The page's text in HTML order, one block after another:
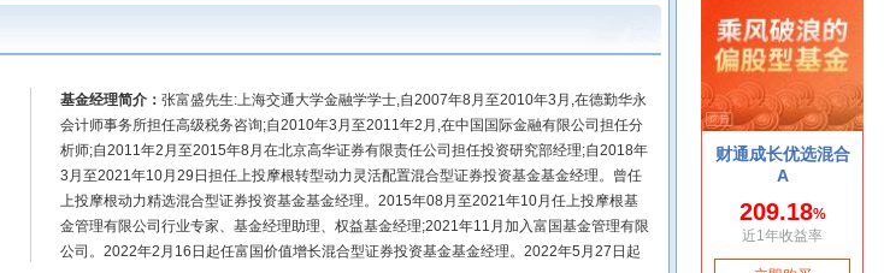
基金经理简介： 张富盛先生:上海交通大学金融学学士,自2007年8月至2010年3月,在德勤华永
会计师事务所担任高级税务咨询;自2010年3月至2011年2月,在中国国际金融有限公司担任分
析师;自2011年2月至2015年8月在北京高华证券有限责任公司担任投资研究部经理;自2018年
3月至2021年10月29日担任上投摩根转型动力灵活配置混合型证券投资基金基金经理。曾任
上投摩根动力精选混合型证券投资基金基金经理。2015年08月至2021年10月任上投摩根基
金管理有限公司行业专家、基金经理助理、权益基金经理;2021年11月加入富国基金管理有限
公司。2022年2月16日起任富国价值增长混合型证券投资基金基金经理。2022年5月27日起